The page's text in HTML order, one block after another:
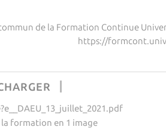
de la Formation Continue
https://
la formation en 1 image